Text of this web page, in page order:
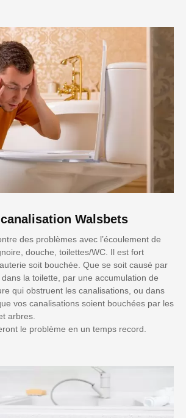
Walsbets
des problèmes avec l’écoulement de
douche, toilettes/WC. Il est fort
soit bouchée. Que se soit causé par
la toilette, par une accumulation de
qui obstruent les canalisations, ou dans
vos canalisations soient bouchées par les
arbres.
le problème en un temps record.